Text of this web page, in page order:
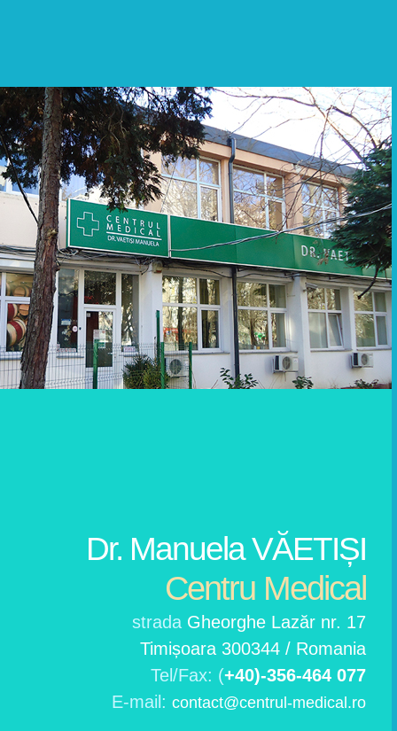
Dr. Manuela VĂETIȘI
Centru Medical
strada Gheorghe Lazăr nr. 17
Timișoara 300344 / Romania
Tel/Fax: (+40)-356-464 077
E-mail: contact@centrul-medical.ro